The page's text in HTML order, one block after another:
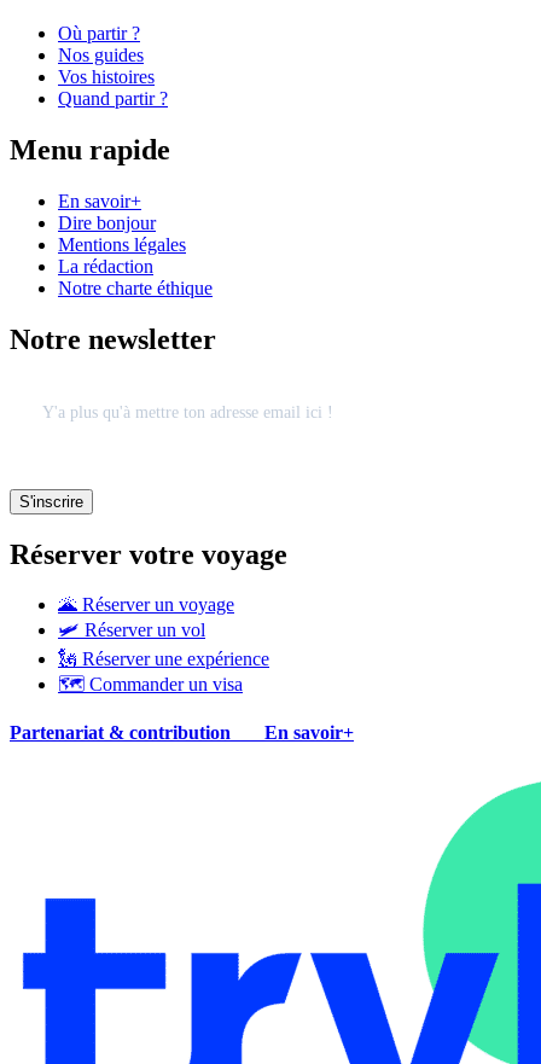
Où partir ?
Nos guides
Vos histoires
Quand partir ?
Menu rapide
En savoir+
Dire bonjour
Mentions légales
La rédaction
Notre charte éthique
Notre newsletter
Réserver votre voyage
🌋 Réserver un voyage
🛩 Réserver un vol
🗽 Réserver une expérience
🗺 Commander un visa
Partenariat & contribution En savoir+